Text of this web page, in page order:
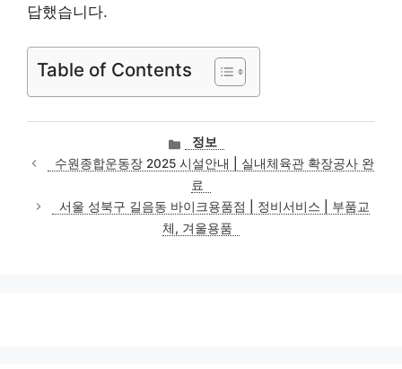
답했습니다.
Table of Contents
카
테
고
리
정보
수원종합운동장 2025 시설안내 | 실내체육관 확장공사 완
료
서울 성북구 길음동 바이크용품점 | 정비서비스 | 부품교
체, 겨울용품